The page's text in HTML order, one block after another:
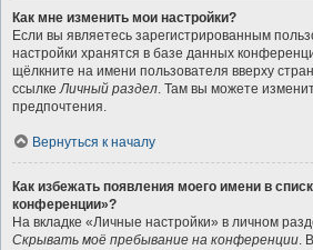
Как мне изменить мои настройки?
Если вы являетесь зарегистрированным
настройки хранятся в базе данных
щёлкните на имени пользователя вверху
ссылкеЛичный раздел. Там вы можете
предпочтения.
Вернуться к началу
Как избежать появления моего имени в
конференции»?
На вкладке «Личные настройки» в личном
Скрывать моё пребывание на конференции.